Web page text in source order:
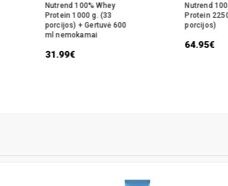
Nutrend 100% Whey
Protein 1000 g. (33
porcijos) + Gertuvė 600
ml nemokamai
31.99€
Nutrend
Protein
porcijos)
64.95€